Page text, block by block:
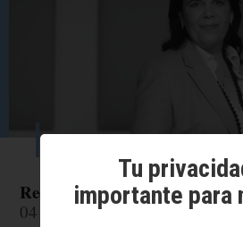
Redacción
04 febrero 2026
Tu
importante para